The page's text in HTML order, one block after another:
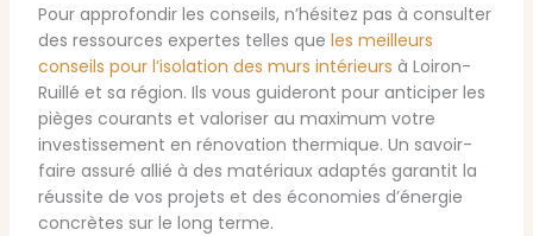
Pour approfondir les conseils, n’hésitez pas à consulter
des ressources expertes telles que les meilleurs
conseils pour l’isolation des murs intérieurs à Loiron-
Ruillé et sa région. Ils vous guideront pour anticiper les
pièges courants et valoriser au maximum votre
investissement en rénovation thermique. Un savoir-
faire assuré allié à des matériaux adaptés garantit la
réussite de vos projets et des économies d’énergie
concrètes sur le long terme.